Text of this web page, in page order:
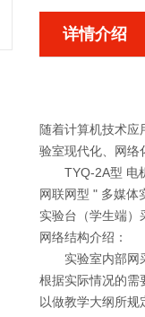
详情介绍
随着计算机技术应
验室现代化、网络
TYQ-2A型 电
网联网型 " 多媒体
实验台（学生端）
网络结构介绍：
实验室内部网采
根据实际情况的需
以做教学大纲所